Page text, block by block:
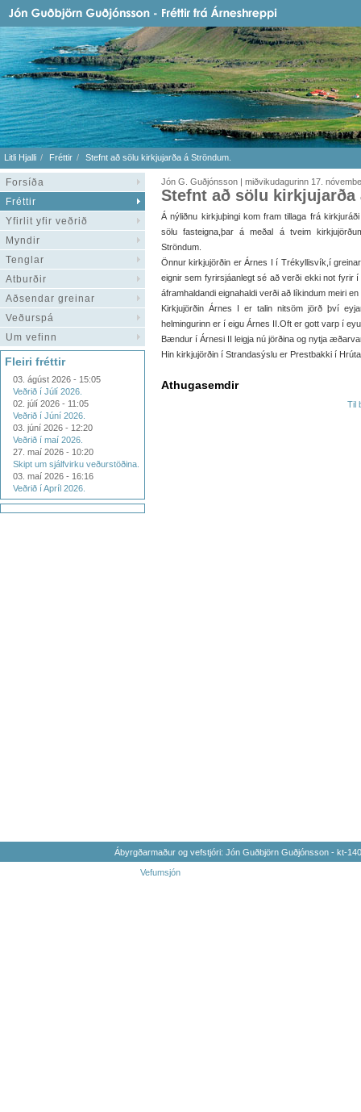
Litli Hjalli Fréttir Stefnt að sölu kirkjujarða á Ströndum.
Forsíða
Fréttir
Yfirlit yfir veðrið
Myndir
Tenglar
Atburðir
Aðsendar greinar
Veðurspá
Um vefinn
Fleiri fréttir
03. ágúst 2026 - 15:05
Veðrið í Júlí 2026.
02. júlí 2026 - 11:05
Veðrið í Júní 2026.
03. júní 2026 - 12:20
Veðrið í maí 2026.
27. maí 2026 - 10:20
Skipt um sjálfvirku veðurstöðina.
03. maí 2026 - 16:16
Veðrið í Apríl 2026.
Jón G. Guðjónsson | miðvikudagurinn 17.
Stefnt að sölu kirkjujarða
Á nýliðnu kirkjuþingi kom fram tillaga frá
sölu fasteigna,þar á meðal á tveim
Ströndum.
Önnur kirkjujörðin er Árnes I í Trékyllisvík,í
eignir sem fyrirsjáanlegt sé að verði ekki not fyrir
áframhaldandi eignahaldi verði að líkindum meiri en
Kirkjujörðin Árnes I er talin nitsöm jörð því
helmingurinn er í eigu Árnes II.Oft er gott varp í
Bændur í Árnesi II leigja nú jörðina og nytja
Hin kirkjujörðin í Strandasýslu er Prestbakki í
Athugasemdir
Til
Ábyrgðarmaður og vefstjóri: Jón Guðbjörn Guðjónsson - kt-
Vefumsjón